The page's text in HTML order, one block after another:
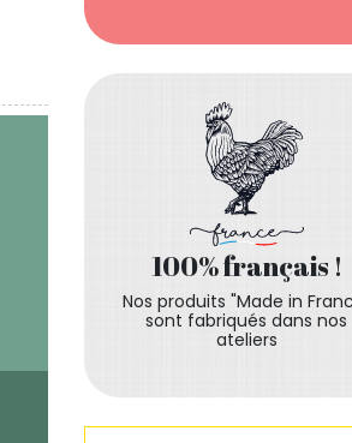
100% français !
Nos produits "Made in
sont fabriqués dans nos
ateliers